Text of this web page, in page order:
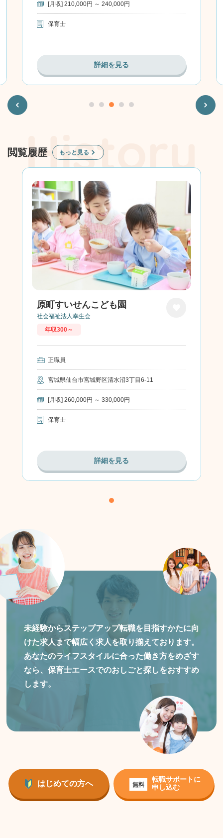
Previous
[月収] 210,000円 ～ 240,000円
保育士
詳細を見る
Next
閲覧履歴 もっと見る
原町すいせんこども園
社会福祉法人幸生会
年収300～
正職員
宮城県仙台市宮城野区清水沼3丁目6-11
[月収] 260,000円 ～ 330,000円
保育士
詳細を見る
未経験からステップアップ転職を目指すかたに向
けた求人まで幅広く求人を取り揃えております。
あなたのライフスタイルに合った働き方をめざす
なら、保育士エースでのおしごと探しをおすすめ
します。
はじめての方へ 無料
転職サポートに
申し込む